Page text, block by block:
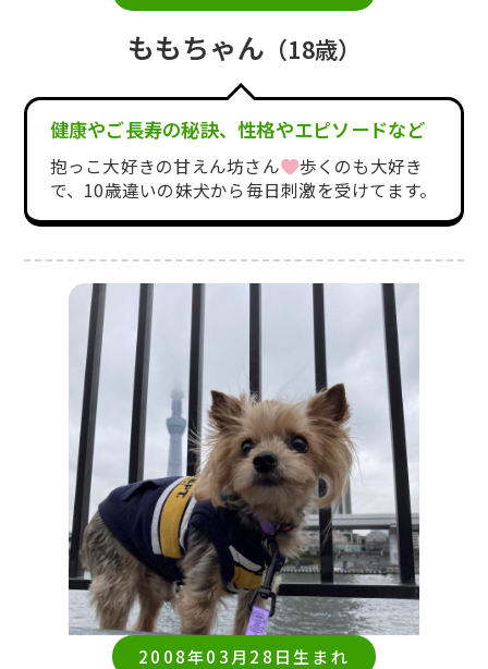
ももちゃん （18歳）
健康やご長寿の秘訣、性格やエピソードなど
抱っこ大好きの甘えん坊さん
歩くのも大好き
で、10歳違いの妹犬から毎日刺激を受けてます。
2008年03月28日生まれ